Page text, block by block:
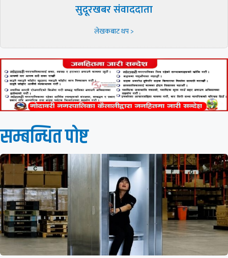
सुदूरखबर संवाददाता
लेखकबाट थप >
सम्बन्धित पाेष्ट